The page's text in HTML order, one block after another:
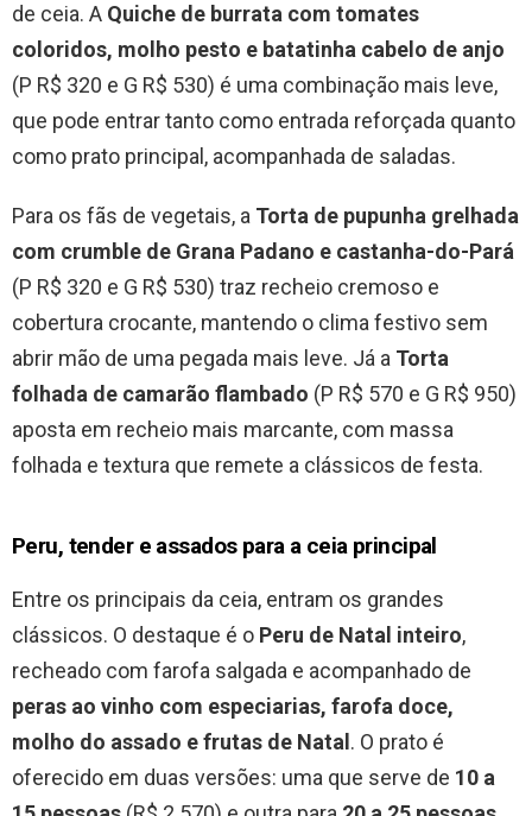
de ceia. A Quiche de burrata com tomates
coloridos, molho pesto e batatinha cabelo de anjo
(P R$ 320 e G R$ 530) é uma combinação mais leve,
que pode entrar tanto como entrada reforçada quanto
como prato principal, acompanhada de saladas.
Para os fãs de vegetais, a Torta de pupunha grelhada
com crumble de Grana Padano e castanha-do-Pará
(P R$ 320 e G R$ 530) traz recheio cremoso e
cobertura crocante, mantendo o clima festivo sem
abrir mão de uma pegada mais leve. Já a Torta
folhada de camarão flambado (P R$ 570 e G R$ 950)
aposta em recheio mais marcante, com massa
folhada e textura que remete a clássicos de festa.
Peru, tender e assados para a ceia principal
Entre os principais da ceia, entram os grandes
clássicos. O destaque é o Peru de Natal inteiro,
recheado com farofa salgada e acompanhado de
peras ao vinho com especiarias, farofa doce,
molho do assado e frutas de Natal . O prato é
oferecido em duas versões: uma que serve de 10 a